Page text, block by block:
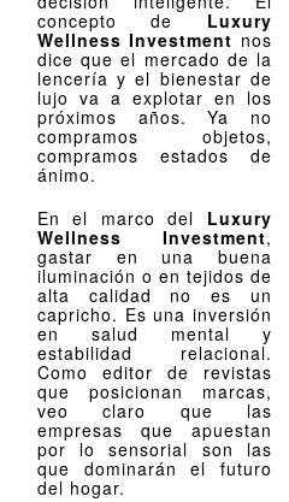
concepto de Luxury
Wellness Investment nos
dice que el mercado de la
lencería y el bienestar de
lujo va a explotar en los
próximos años. Ya no
compramos objetos,
compramos estados de
ánimo.
En el marco del Luxury
Wellness Investment,
gastar en una buena
iluminación o en tejidos de
alta calidad no es un
capricho. Es una inversión
en salud mental y
estabilidad relacional.
Como editor de revistas
que posicionan marcas,
veo claro que las
empresas que apuestan
por lo sensorial son las
que dominarán el futuro
del hogar.